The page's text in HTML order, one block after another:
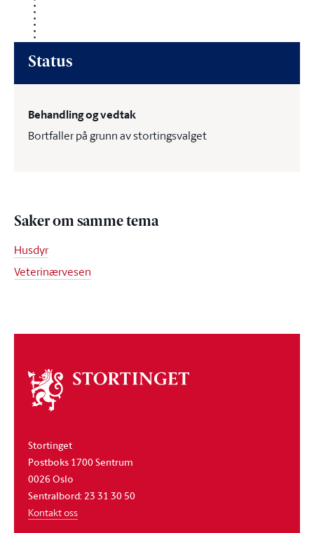
Status
Behandling og vedtak
Bortfaller på grunn av stortingsvalget
Saker om samme tema
Husdyr
Veterinærvesen
Om
stortinget
Stortinget
Postboks 1700 Sentrum
0026 Oslo
Sentralbord: 23 31 30 50
Kontakt oss